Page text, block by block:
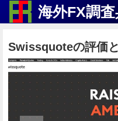
海外FX調査
Swissquoteの評価